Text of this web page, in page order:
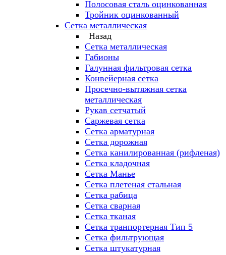
Полосовая сталь оцинкованная
Тройник оцинкованный
Сетка металлическая
Назад
Сетка металлическая
Габионы
Галунная фильтровая сетка
Конвейерная сетка
Просечно-вытяжная сетка
металлическая
Рукав сетчатый
Саржевая сетка
Сетка арматурная
Сетка дорожная
Сетка канилированная (рифленая)
Сетка кладочная
Сетка Манье
Сетка плетеная стальная
Сетка рабица
Сетка сварная
Сетка тканая
Сетка транпортерная Тип 5
Сетка фильтрующая
Сетка штукатурная